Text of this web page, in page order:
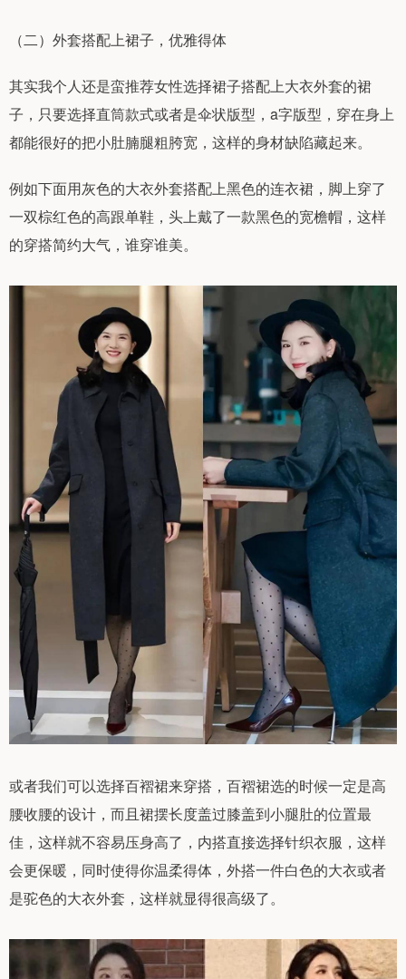
（二）外套搭配上裙子，优雅得体
其实我个人还是蛮推荐女性选择裙子搭配上大衣外套的裙
子，只要选择直筒款式或者是伞状版型，a字版型，穿在身上
都能很好的把小肚腩腿粗胯宽，这样的身材缺陷藏起来。
例如下面用灰色的大衣外套搭配上黑色的连衣裙，脚上穿了
一双棕红色的高跟单鞋，头上戴了一款黑色的宽檐帽，这样
的穿搭简约大气，谁穿谁美。
或者我们可以选择百褶裙来穿搭，百褶裙选的时候一定是高
腰收腰的设计，而且裙摆长度盖过膝盖到小腿肚的位置最
佳，这样就不容易压身高了，内搭直接选择针织衣服，这样
会更保暖，同时使得你温柔得体，外搭一件白色的大衣或者
是驼色的大衣外套，这样就显得很高级了。